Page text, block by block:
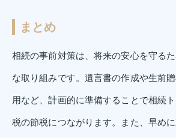
まとめ
相続の事前対策は、将来の安心を守る
な取り組みです。遺言書の作成や生前
用など、計画的に準備することで相続
税の節税につながります。また、早め